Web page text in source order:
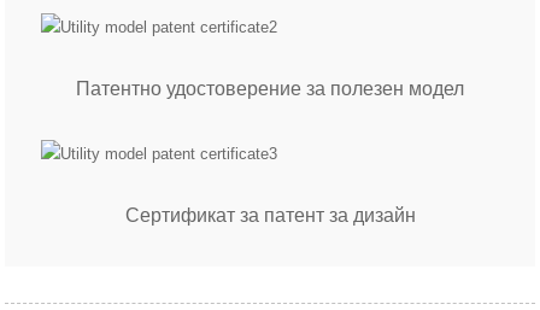
Патентно удостоверение за полезен модел
Сертификат за патент за дизайн